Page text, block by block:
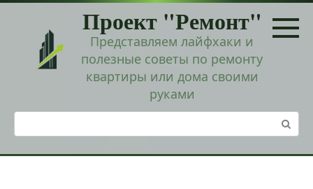
Перейти
Проект "Ремонт"
Представляем лайфхаки и
полезные советы по ремонту
квартиры или дома своими
руками
Поиск: